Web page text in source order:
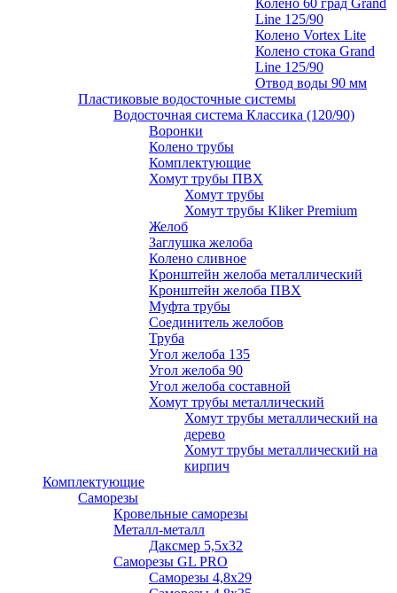
Колено 60 град Grand
Line 125/90
Колено Vortex Lite
Колено стока Grand
Line 125/90
Отвод воды 90 мм
Пластиковые водосточные системы
Водосточная система Классика (120/90)
Воронки
Колено трубы
Комплектующие
Хомут трубы ПВХ
Хомут трубы
Хомут трубы Kliker Premium
Желоб
Заглушка желоба
Колено сливное
Кронштейн желоба металлический
Кронштейн желоба ПВХ
Муфта трубы
Соединитель желобов
Труба
Угол желоба 135
Угол желоба 90
Угол желоба составной
Хомут трубы металлический
Хомут трубы металлический на
дерево
Хомут трубы металлический на
кирпич
Комплектующие
Саморезы
Кровельные саморезы
Металл-металл
Даксмер 5,5х32
Саморезы GL PRO
Сaморезы 4,8х29